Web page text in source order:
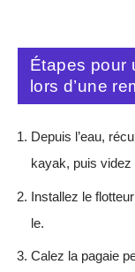
Étapes pour
lors d’une
Depuis l’eau,
kayak, puis videz
Installez le
le.
Calez la pagaie